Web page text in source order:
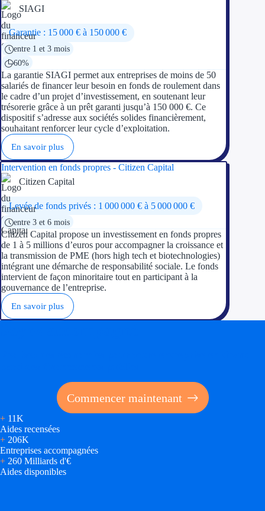
SIAGI
Garantie : 15 000 € à 150 000 €
entre 1 et 3 mois
60%
La garantie SIAGI permet aux entreprises de moins de 50
salariés de financer leur besoin en fonds de roulement dans
le cadre d’un projet d’investissement, en soutenant leur
trésorerie grâce à un prêt garanti jusqu’à 150 000 €. Ce
dispositif s’adresse aux sociétés solides financièrement,
souhaitant renforcer leur cycle d’exploitation.
En savoir plus
Intervention en fonds propres - Citizen Capital
Citizen Capital
Levée de fonds privés : 1 000 000 € à 5 000 000 €
entre 3 et 6 mois
Citizen Capital propose un investissement en fonds propres
de 1 à 5 millions d’euros pour accompagner la croissance et
la transmission de PME (hors high tech et biotechnologies)
intégrant une démarche de responsabilité sociale. Le fonds
intervient de façon minoritaire tout en participant à la
gouvernance de l’entreprise.
En savoir plus
Commencer maintenant
+ 11K
Aides recensées
+ 206K
Entreprises accompagnées
+ 260 Milliards d'€
Aides disponibles